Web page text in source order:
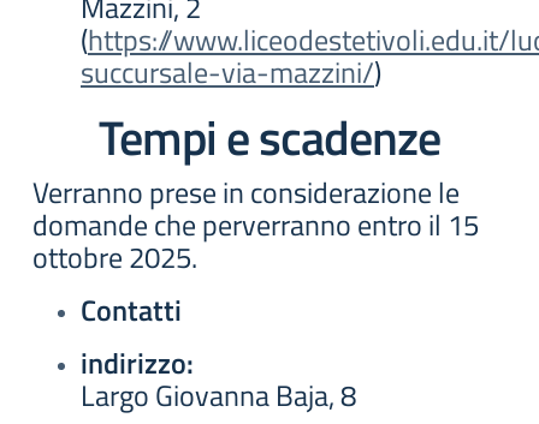
(https://www.liceodestetivoli.edu.it/
succursale-via-mazzini/)
Tempi e scadenze
Verranno prese in considerazione le
domande che perverranno entro il 15
ottobre 2025.
Contatti
indirizzo:
Largo Giovanna Baja, 8